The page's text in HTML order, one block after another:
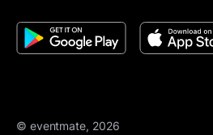
© eventmate, 2026